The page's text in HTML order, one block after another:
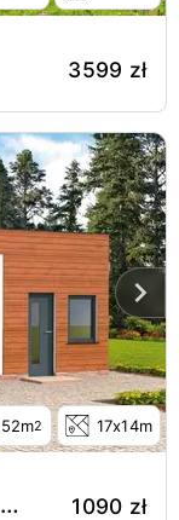
3599 zł
52m2 17x14m
G296 garaż dwustanowiskowy z pomieszczeniem gospodarczym 1090 zł